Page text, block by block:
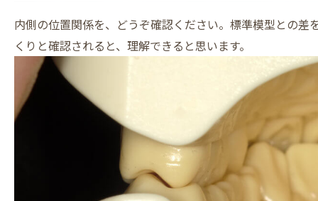
内側の位置関係を、どうぞ確認ください。標準模型との差
くりと確認されると、理解できると思います。